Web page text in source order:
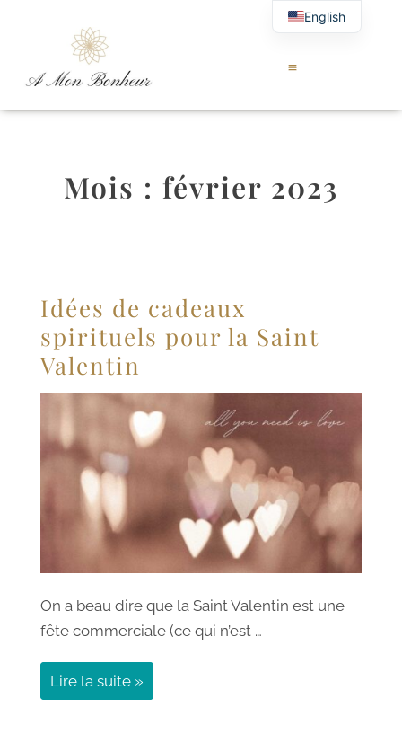
Mois : février 2023
Idées de cadeaux
spirituels pour la Saint
Valentin
On a beau dire que la Saint Valentin est une
fête commerciale (ce qui n’est …
Lire la suite »
English